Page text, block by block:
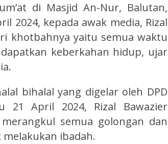
di Masjid An-Nur, Balutan,
2024, kepada awak media, Rizal
khotbahnya yaitu semua waktu
keberkahan hidup, ujar
bihalal yang digelar oleh DPD
21 April 2024, Rizal Bawazier
semua golongan dan
ibadah.